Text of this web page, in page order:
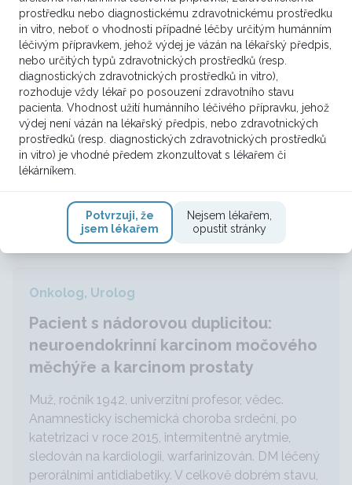
Onkolog, Urolog raritní
Mucinózní adenoca moč. měchýře
73 ročná pacientka bez zavažnejšej komorbidity ,
primerane komponovaná s fyziologickými
renálnymi a hematologickými parametrami,
prešetrovaná pre makroskopickú hematuriu od
6/2018 - 8.2018 TUR MM - histolog. mucinozni
variant primárního adenoca...
2
VÍCE ZDE
Onkolog, Urolog
Pacient s nádorovou duplicitou:
neuroendokrinní karcinom močového
měchýře a karcinom prostaty
Muž, ročník 1942, univerzitní profesor, vědec.
Anamnesticky ischemická choroba srdeční, po
katetrizaci v roce 2015, intermitentně arytmie,
sledován na kardiologii, warfarinizován. DM léčený
perorálními antidiabetiky. V celkově dobrém stavu,
prostředku nebo diagnostickému zdravotnickému prostředku
in vitro, neboť o vhodnosti případné léčby určitým humánním
léčivým přípravkem, jehož výdej je vázán na lékařský předpis,
nebo určitých typů zdravotnických prostředků (resp.
diagnostických zdravotnických prostředků in vitro),
rozhoduje vždy lékař po posouzení zdravotního stavu
pacienta. Vhodnost užití humánního léčivého přípravku, jehož
výdej není vázán na lékařský předpis, nebo zdravotnických
prostředků (resp. diagnostických zdravotnických prostředků
in vitro) je vhodné předem zkonzultovat s lékařem či
lékárníkem.
Potvrzuji, že
jsem lékařem
Nejsem lékařem,
opustit stránky